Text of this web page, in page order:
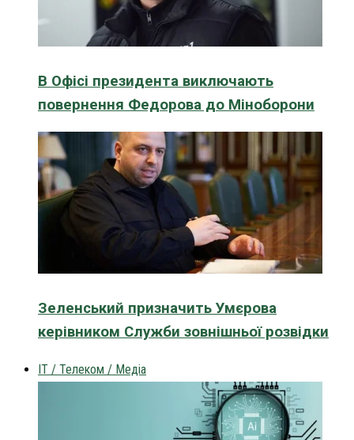
В Офісі президента виключають
повернення Федорова до Міноборони
Зеленський призначить Умєрова
керівником Служби зовнішньої розвідки
IT / Телеком / Медіа